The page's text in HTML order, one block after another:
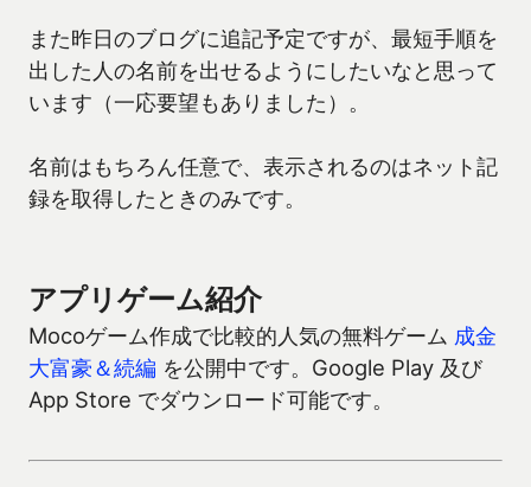
また昨日のブログに追記予定ですが、最短手順を
出した人の名前を出せるようにしたいなと思って
います（一応要望もありました）。
名前はもちろん任意で、表示されるのはネット記
録を取得したときのみです。
アプリゲーム紹介
Mocoゲーム作成で比較的人気の無料ゲーム 成金
大富豪＆続編 を公開中です。Google Play 及び
App Store でダウンロード可能です。